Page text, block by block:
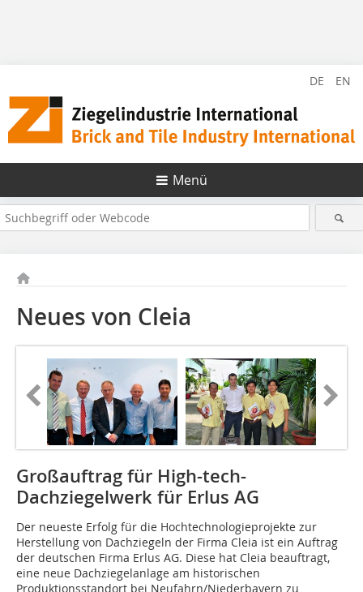
DE EN
Menü
Neues von Cleia
Großauftrag für High-tech-
Dachziegelwerk für Erlus AG
Der neueste Erfolg für die Hochtechnologieprojekte zur
Herstellung von Dachziegeln der Firma Cleia ist ein Auftrag
der deutschen Firma Erlus AG. Diese hat Cleia beauftragt,
eine neue Dachziegelanlage am historischen
Produktionsstandort bei Neufahrn/Niederbayern zu